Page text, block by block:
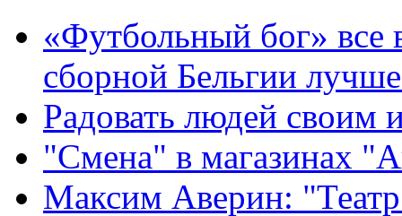
«Футбольный бог» все
сборной Бельгии
Радовать людей своим
"Смена" в магазинах
Максим Аверин: